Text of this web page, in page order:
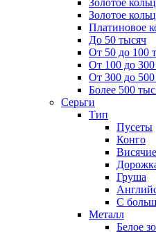
Золотое
Золотое
Платиновое
До 50 тысяч
От 50 до 100
От 100 до
От 300 до
Более 500
Серьги
Тип
Пусеты
Конго
Висячие
Груша
С
Металл
Белое